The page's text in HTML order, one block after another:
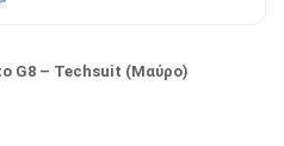
G8 – Techsuit (Μαύρο)